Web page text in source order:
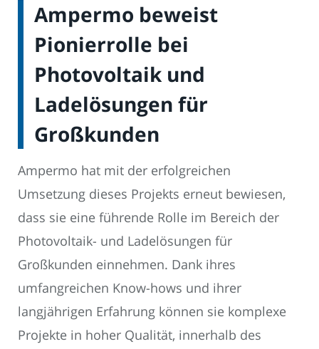
Ampermo beweist
Pionierrolle bei
Photovoltaik und
Ladelösungen für
Großkunden
Ampermo hat mit der erfolgreichen
Umsetzung dieses Projekts erneut bewiesen,
dass sie eine führende Rolle im Bereich der
Photovoltaik- und Ladelösungen für
Großkunden einnehmen. Dank ihres
umfangreichen Know-hows und ihrer
langjährigen Erfahrung können sie komplexe
Projekte in hoher Qualität, innerhalb des